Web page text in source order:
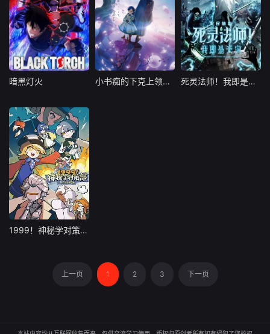
暗黑灯火
暗黑灯火 小书痴的下克上领主的养女 小书痴的下克上领主的养女 死灵法师！我即是天灾动态漫画 死灵法师！我即是天灾动态漫画
1999！神秘学对策部英语1999！神秘学对策部英语
上一页 1 2 3 下一页